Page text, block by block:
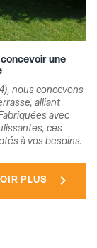
une
nous concevons
alliant
avec
ces
à vos besoins.
PLUS chevron_right